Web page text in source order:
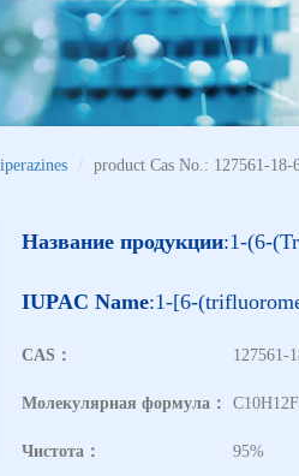
product Cas No.: 127561-18-
Название продукции:1-(6-
IUPAC Name:1-[6-
CAS： 127561-
Молекулярная формула：
Чистота： 95%